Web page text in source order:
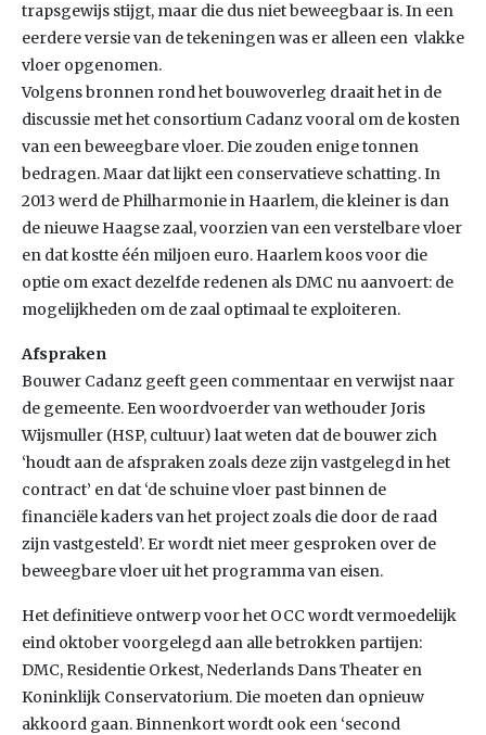
trapsgewijs stijgt, maar die dus niet beweegbaar is. In een
eerdere versie van de tekeningen was er alleen een vlakke
vloer opgenomen.
Volgens bronnen rond het bouwoverleg draait het in de
discussie met het consortium Cadanz vooral om de kosten
van een beweegbare vloer. Die zouden enige tonnen
bedragen. Maar dat lijkt een conservatieve schatting. In
2013 werd de Philharmonie in Haarlem, die kleiner is dan
de nieuwe Haagse zaal, voorzien van een verstelbare vloer
en dat kostte één miljoen euro. Haarlem koos voor die
optie om exact dezelfde redenen als DMC nu aanvoert: de
mogelijkheden om de zaal optimaal te exploiteren.
Afspraken
Bouwer Cadanz geeft geen commentaar en verwijst naar
de gemeente. Een woordvoerder van wethouder Joris
Wijsmuller (HSP, cultuur) laat weten dat de bouwer zich
‘houdt aan de afspraken zoals deze zijn vastgelegd in het
contract’ en dat ‘de schuine vloer past binnen de
financiële kaders van het project zoals die door de raad
zijn vastgesteld’. Er wordt niet meer gesproken over de
beweegbare vloer uit het programma van eisen.
Het definitieve ontwerp voor het OCC wordt vermoedelijk
eind oktober voorgelegd aan alle betrokken partijen:
DMC, Residentie Orkest, Nederlands Dans Theater en
Koninklijk Conservatorium. Die moeten dan opnieuw
akkoord gaan. Binnenkort wordt ook een ‘second